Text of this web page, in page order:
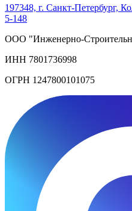
197348, г. Санкт-Петербург,
5-148
ООО "Инженерно-
ИНН 7801736998
ОГРН 1247800101075